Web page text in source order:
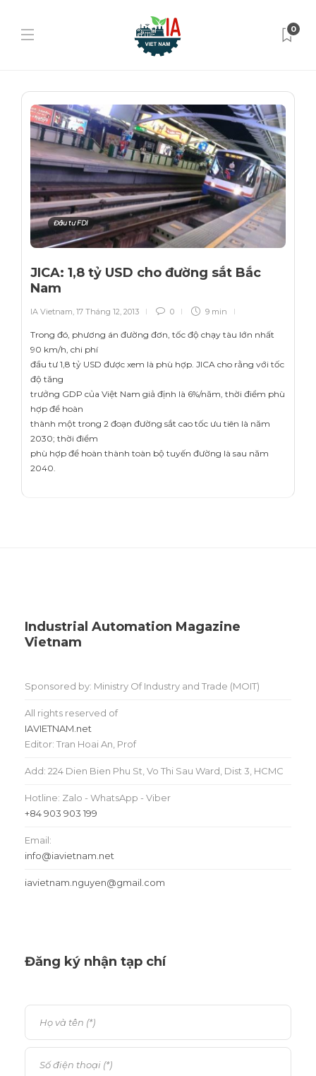
0
Đầu tư FDI
JICA: 1,8 tỷ USD cho đường sắt Bắc
Nam
IA Vietnam, 17 Tháng 12, 2013 0 9 min
Trong đó, phương án đường đơn, tốc độ chạy tàu lớn nhất
90 km/h, chi phí
đầu tư 1,8 tỷ USD được xem là phù hợp. JICA cho rằng với tốc
độ tăng
trưởng GDP của Việt Nam giả định là 6%/năm, thời điểm phù
hợp để hoàn
thành một trong 2 đoạn đường sắt cao tốc ưu tiên là năm
2030; thời điểm
phù hợp để hoàn thành toàn bộ tuyến đường là sau năm
2040.
Industrial Automation Magazine
Vietnam
Sponsored by: Ministry Of Industry and Trade (MOIT)
All rights reserved of
IAVIETNAM.net
Editor: Tran Hoai An, Prof
Add: 224 Dien Bien Phu St, Vo Thi Sau Ward, Dist 3, HCMC
Hotline: Zalo - WhatsApp - Viber
+84 903 903 199
Email:
info@iavietnam.net
iavietnam.nguyen@gmail.com
Đăng ký nhận tạp chí